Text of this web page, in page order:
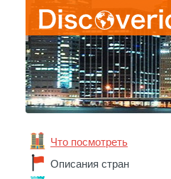
Что посмотреть
Описания стран